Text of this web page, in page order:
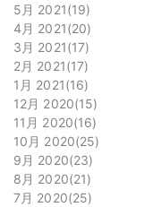
5月 2021 19
4月 2021 20
3月 2021 17
2月 2021 17
1月 2021 16
12月 2020 15
11月 2020 16
10月 2020 25
9月 2020 23
8月 2020 21
7月 2020 25